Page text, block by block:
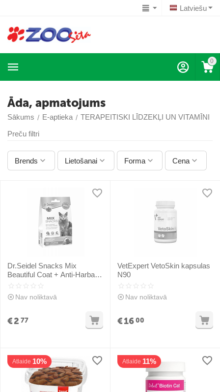
Latviešu
0
Āda, apmatojums
Sākums / E-aptieka / TERAPEITISKI LĪDZEKĻI UN VITAMĪNI
Preču filtri
Brends Lietošanai Forma Cena
Dr.Seidel Snacks Mix
Beautiful Coat + Anti-Harball
kamoliem gremošanas traktā
un izcilam kažokam
Nav noliktavā
€2 77
VetExpert VetoSkin kapsulas
N90
Nav noliktavā
€1600
Atlaide 10% Atlaide 11%